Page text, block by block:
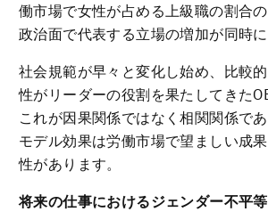
働市場で女性が占める上級職の割合
政治面で代表する立場の増加が同時に
社会規範が早々と変化し始め、比較
性がリーダーの役割を果たしてきた
これが因果関係ではなく相関関係で
モデル効果は労働市場で望ましい成
性があります。
将来の仕事におけるジェンダー不平等